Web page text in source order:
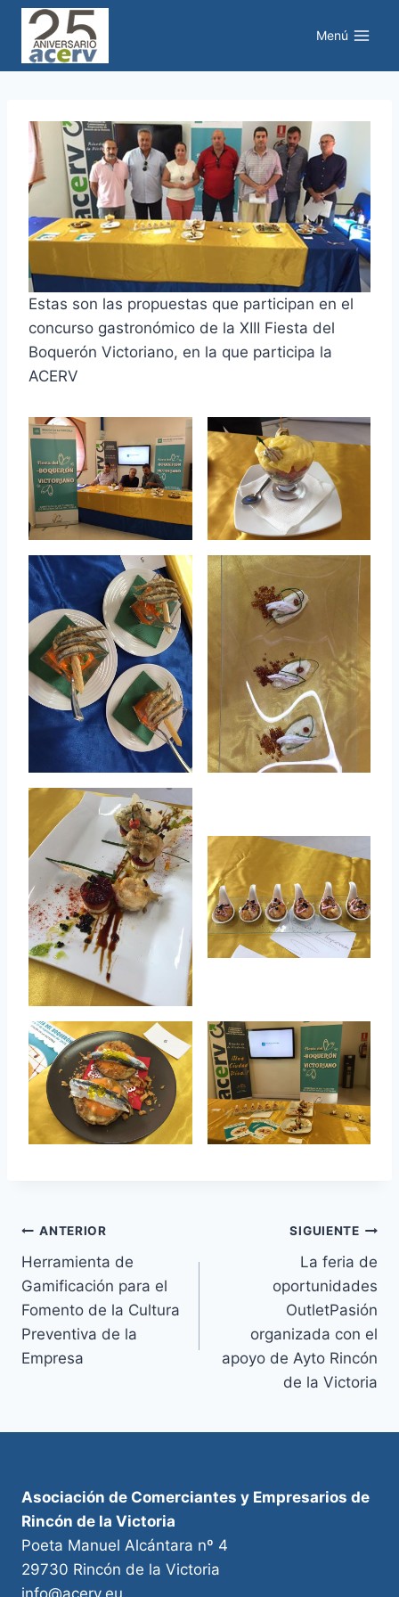
Saltar
contenido
Menú
Estas son las propuestas que participan en el
concurso gastronómico de la XIII Fiesta del
Boquerón Victoriano, en la que participa la
ACERV
Navegación
de
entradas
ANTERIOR
Herramienta de
Gamificación para el
Fomento de la Cultura
Preventiva de la
Empresa
SIGUIENTE
La feria de
oportunidades
OutletPasión
organizada con el
apoyo de Ayto Rincón
de la Victoria
Asociación de Comerciantes y Empresarios de
Rincón de la Victoria
Poeta Manuel Alcántara nº 4
29730 Rincón de la Victoria